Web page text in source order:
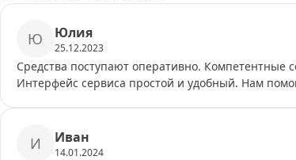
Ю Юлия
25.12.2023
Средства поступают оперативно. Компетентные
Интерфейс сервиса простой и удобный. Нам
И Иван
14.01.2024